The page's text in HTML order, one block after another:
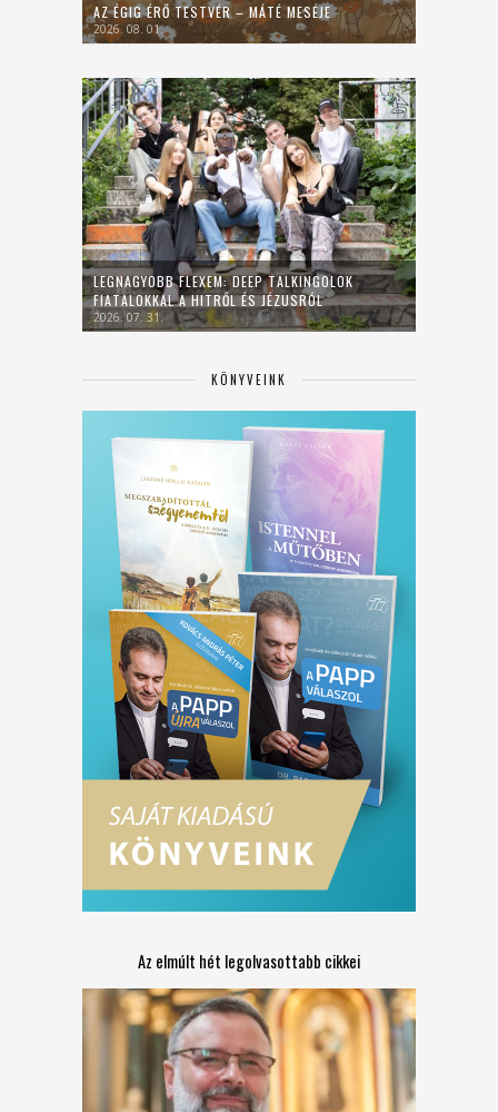
AZ ÉGIG ÉRŐ TESTVÉR – MÁTÉ MESÉJE
2026. 08. 01.
LEGNAGYOBB FLEXEM: DEEP TALKINGOLOK
FIATALOKKAL A HITRŐL ÉS JÉZUSRÓL
2026. 07. 31.
KÖNYVEINK
Az elmúlt hét legolvasottabb cikkei